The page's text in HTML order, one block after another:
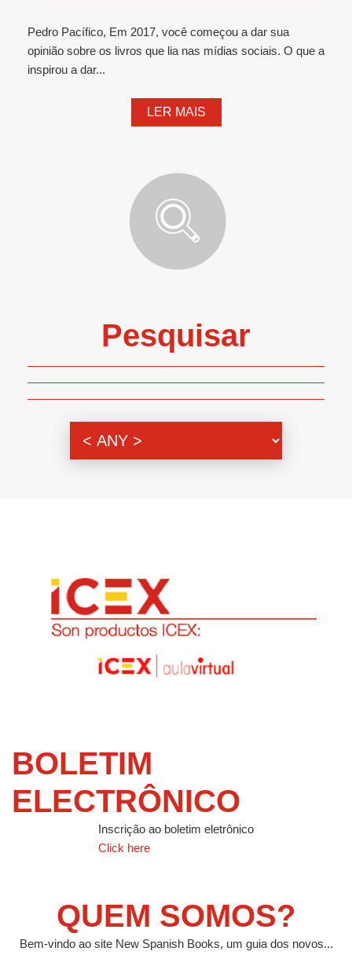
Pedro Pacífico, Em 2017, você começou a dar sua
opinião sobre os livros que lia nas mídias sociais. O que a
inspirou a dar...
LER MAIS
Pesquisar
BOLETIM
ELECTRÔNICO
Inscrição ao boletim eletrônico
Click here
QUEM SOMOS?
Bem-vindo ao site New Spanish Books, um guia dos novos...